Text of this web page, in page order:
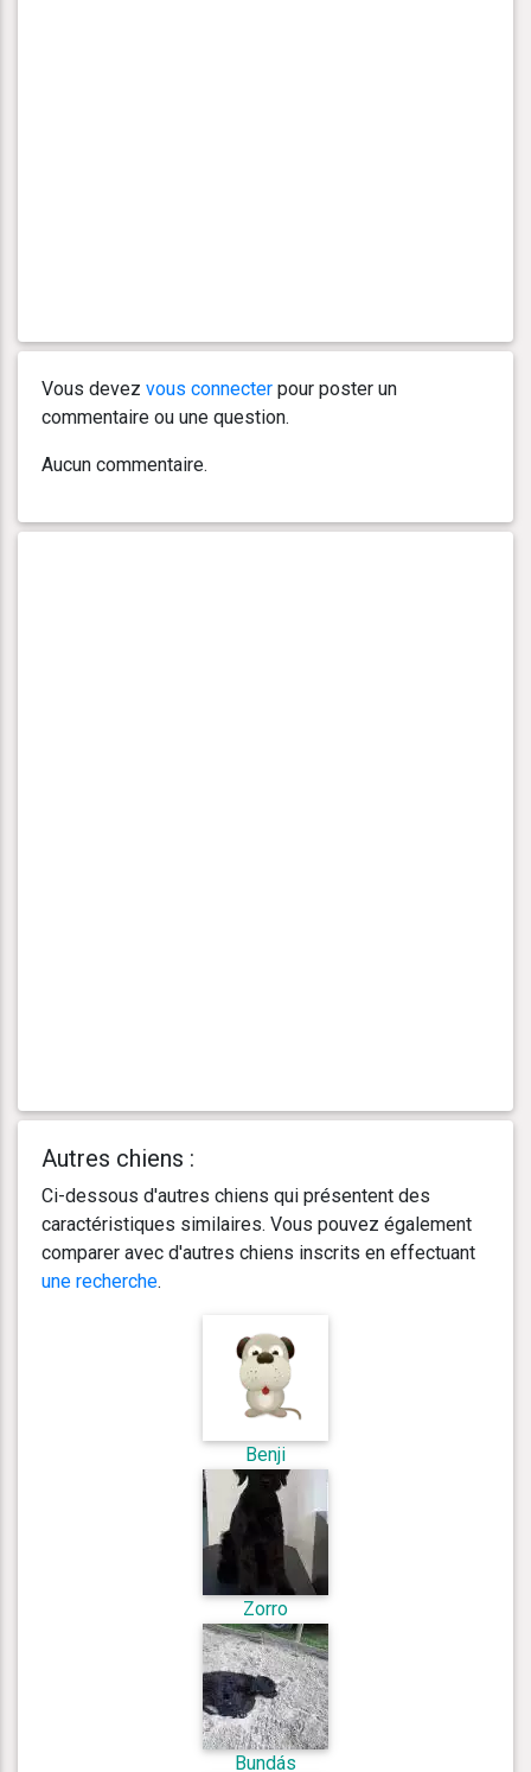
Vous devez vous connecter pour poster un
commentaire ou une question.
Aucun commentaire.
Autres chiens :
Ci-dessous d'autres chiens qui présentent des
caractéristiques similaires. Vous pouvez également
comparer avec d'autres chiens inscrits en effectuant
une recherche.
Benji
Zorro
Bundás